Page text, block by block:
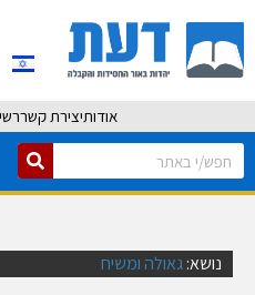
אודותיצירת קשר
נושא:גאולה ומשיח